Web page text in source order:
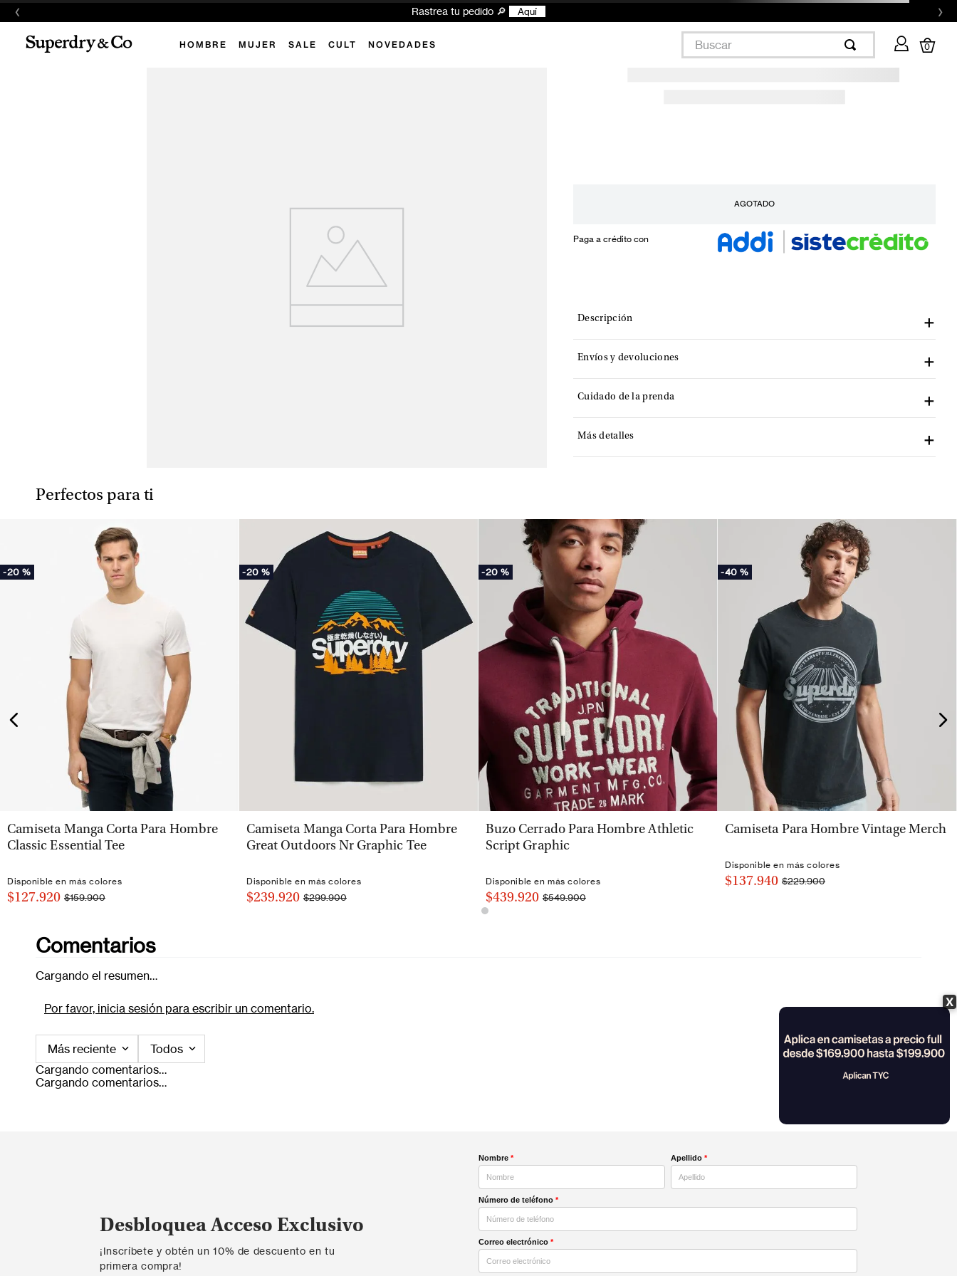
‹ Rastrea tu pedido 🔎 Aquí ›
HOMBRE MUJER SALE CULT NOVEDADES
Buscar
0
X
AGOTADO
Paga a crédito con
Descripción
Envíos y devoluciones
Cuidado de la prenda
Más detalles
Perfectos para ti
-20 %
VISTA RÁPIDA
Camiseta Manga Corta Para Hombre
Classic Essential Tee
Disponible en más colores
$127.920 $159.900
-20 %
VISTA RÁPIDA
Camiseta Manga Corta Para Hombre
Great Outdoors Nr Graphic Tee
Disponible en más colores
$239.920 $299.900
-20 %
VISTA RÁPIDA
Buzo Cerrado Para Hombre Athletic
Script Graphic
Disponible en más colores
$439.920 $549.900
-40 %
VISTA RÁPIDA
Camiseta Para Hombre Vintage Merch
Disponible en más colores
$137.940 $229.900
Comentarios
Cargando el resumen…
Por favor, inicia sesión para escribir un comentario.
Más reciente
Todos
Cargando comentarios…
Cargando comentarios…
Desbloquea Acceso Exclusivo
¡Inscríbete y obtén un 10% de descuento en tu
primera compra!
Nombre * Apellido *
Número de teléfono *
Correo electrónico *